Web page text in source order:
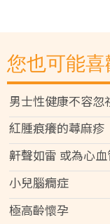
您也可能喜
男士性健康不容忽
紅腫痕癢的蕁麻疹
鼾聲如雷 或為心
小兒腦癇症
極高齡懷孕